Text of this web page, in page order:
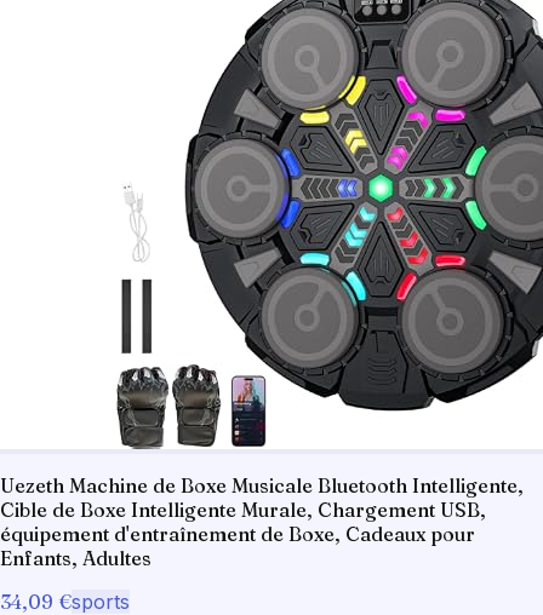
Uezeth Machine de Boxe Musicale Bluetooth Intelligente,
Cible de Boxe Intelligente Murale, Chargement USB,
équipement d'entraînement de Boxe, Cadeaux pour
Enfants, Adultes
34,09 €sports